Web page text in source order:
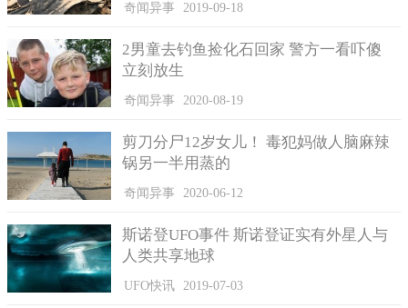
头，于是他便继续去破解密码。
经过几次的尝试之后，刁某输入了“123456”，竟然成功了，
于是他立马把这一千一百七十一元转给了自己，得到了这笔钱之
后，刁某还不满足，想到微信一般都会绑定银行卡，但是不知道
银行卡里有多少钱，他先后通过微信从银行卡里转出了五千、两
千、五百，等到银行卡没办法转出钱，刁某这才停止，前前后后
一共得到了九千二百七十一元。
目前为止，刁某因为涉及盗窃罪，已经被警方拘留。
奇闻异事 2019-09-18
2男童去钓鱼捡化石回家 警方一看吓傻
立刻放生
奇闻异事 2020-08-19
剪刀分尸12岁女儿！ 毒犯妈做人脑麻辣
锅另一半用蒸的
奇闻异事 2020-06-12
斯诺登UFO事件 斯诺登证实有外星人与
人类共享地球
UFO快讯 2019-07-03